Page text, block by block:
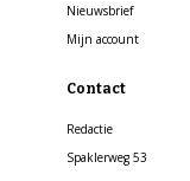
Nieuwsbrief
Mijn account
Contact
Redactie
Spaklerweg 53